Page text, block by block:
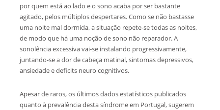
por quem está ao lado e o sono acaba por ser bastante
agitado, pelos múltiplos despertares. Como se não bastasse
uma noite mal dormida, a situação repete-se todas as noites,
de modo que há uma noção de sono não reparador. A
sonolência excessiva vai-se instalando progressivamente,
juntando-se a dor de cabeça matinal, sintomas depressivos,
ansiedade e deficits neuro cognitivos.
Apesar de raros, os últimos dados estatísticos publicados
quanto à prevalência desta síndrome em Portugal, sugerem